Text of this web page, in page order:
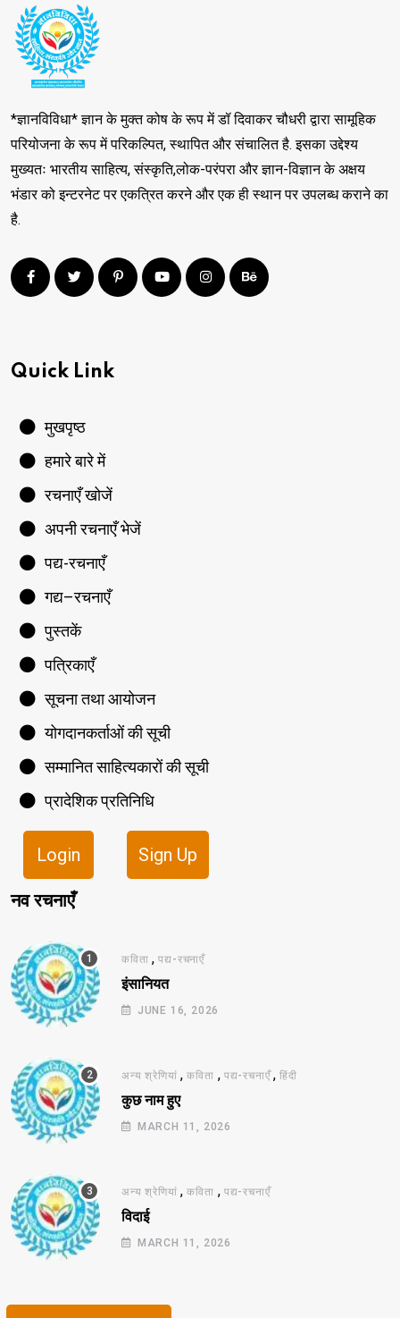
*ज्ञानविविधा* ज्ञान के मुक्त कोष के रूप में डॉ दिवाकर चौधरी द्वारा सामूहिक
परियोजना के रूप में परिकल्पित, स्थापित और संचालित है. इसका उद्देश्य
मुख्यतः भारतीय साहित्य, संस्कृति,लोक-परंपरा और ज्ञान-विज्ञान के अक्षय
भंडार को इन्टरनेट पर एकत्रित करने और एक ही स्थान पर उपलब्ध कराने का
है.
Quick Link
मुखपृष्ठ
हमारे बारे में
रचनाएँ खोजें
अपनी रचनाएँ भेजें
पद्य-रचनाएँ
गद्य–रचनाएँ
पुस्तकें
पत्रिकाएँ
सूचना तथा आयोजन
योगदानकर्ताओं की सूची
सम्मानित साहित्यकारों की सूची
प्रादेशिक प्रतिनिधि
Login Sign Up
नव रचनाएँ
कविता ,पद्य-रचनाएँ
इंसानियत
JUNE 16, 2026
अन्य श्रेणियां ,कविता , पद्य-रचनाएँ,हिंदी
कुछ नाम हुए
MARCH 11, 2026
अन्य श्रेणियां ,कविता , पद्य-रचनाएँ
विदाई
MARCH 11, 2026